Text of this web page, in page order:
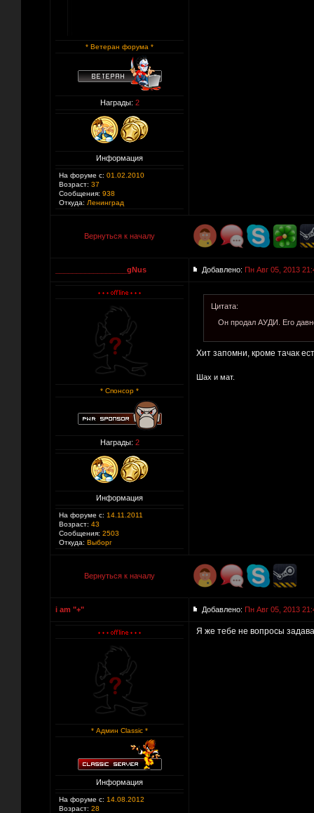
* Ветеран форума *
Награды: 2
Информация
На форуме с: 01.02.2010
Возраст: 37
Сообщения: 938
Откуда: Ленинград
Вернуться к началу
_________________gNus Добавлено: Пн Авг 05, 2013
* Спонсор *
Награды: 2
Информация
На форуме с: 14.11.2011
Возраст: 43
Сообщения: 2503
Откуда: Выборг
Цитата:
Он продал АУДИ. Его
Хит запомни, кроме тачак
Шах и мат.
Вернуться к началу
i am "+" Добавлено: Пн Авг 05, 2013
* Админ Classic *
Информация
На форуме с: 14.08.2012
Возраст: 28
Я же тебе не вопросы